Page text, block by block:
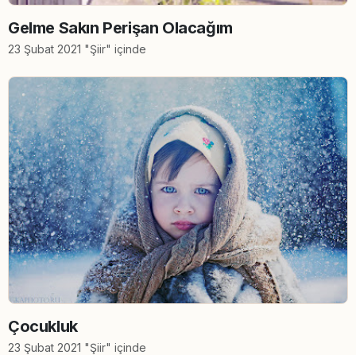
Gelme Sakın Perişan Olacağım
23 Şubat 2021 "Şiir" içinde
Çocukluk
23 Şubat 2021 "Şiir" içinde